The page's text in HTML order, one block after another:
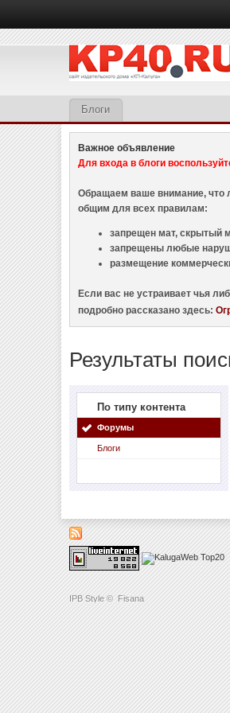
IPB Style © Fisana
Блоги
Важное объявление
Для входа в блоги
Обращаем ваше внимание, что
общим для всех правилам:
запрещен мат, скрытый
запрещены любые
размещение
Если вас не устраивает чья
подробно рассказано здесь:
Результаты
По типу контента
Форумы
Блоги